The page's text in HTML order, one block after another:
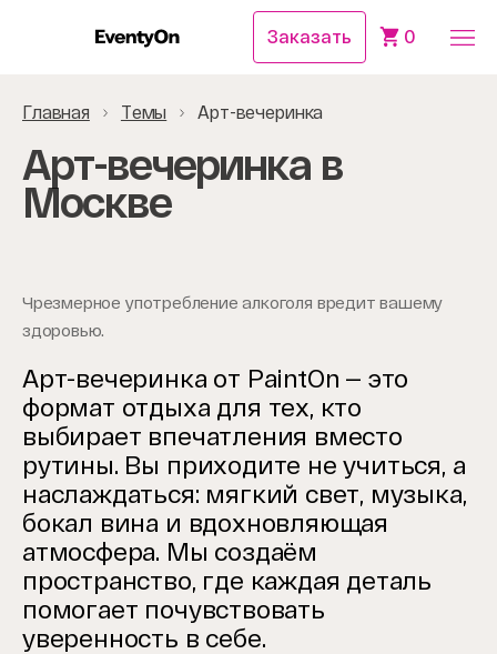
Заказать 0
Главная Темы Арт-вечеринка
Арт-вечеринка в
Москве
Чрезмерное употребление алкоголя вредит вашему
здоровью.
Арт-вечеринка от PaintOn — это
формат отдыха для тех, кто
выбирает впечатления вместо
рутины. Вы приходите не учиться, а
наслаждаться: мягкий свет, музыка,
бокал вина и вдохновляющая
атмосфера. Мы создаём
пространство, где каждая деталь
помогает почувствовать
уверенность в себе.